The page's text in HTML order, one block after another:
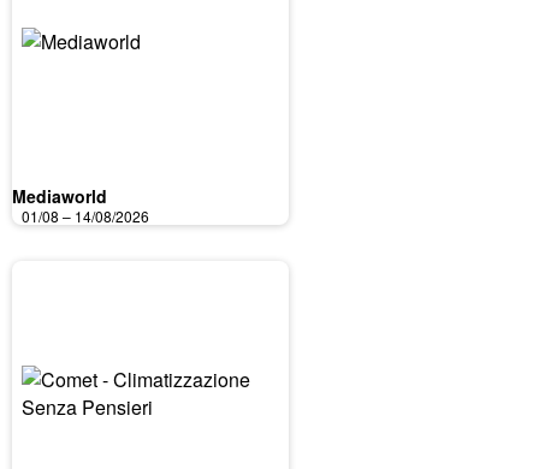
Mediaworld
01/08 – 14/08/2026